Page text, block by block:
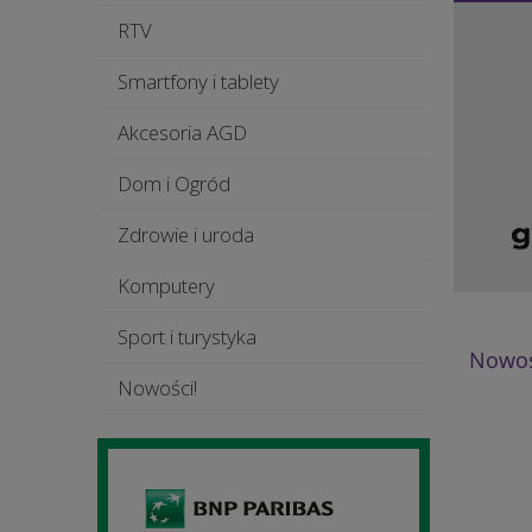
RTV
Smartfony i tablety
Akcesoria AGD
Dom i Ogród
Zdrowie i uroda
Komputery
Sport i turystyka
Nowości!